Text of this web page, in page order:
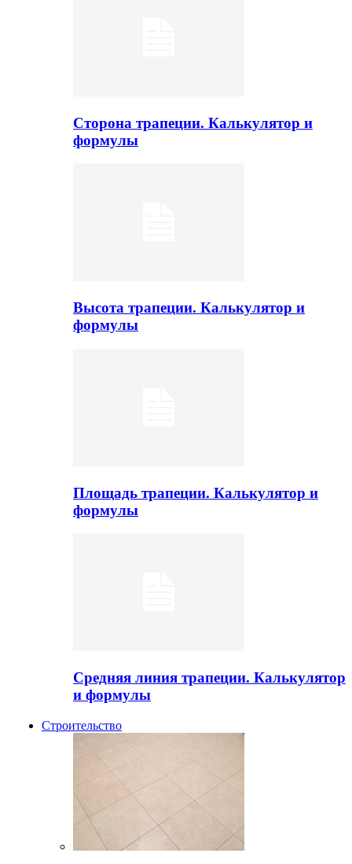
Сторона трапеции. Калькулятор и
формулы
Высота трапеции. Калькулятор и
формулы
Площадь трапеции. Калькулятор и
формулы
Средняя линия трапеции. Калькулятор
и формулы
Строительство